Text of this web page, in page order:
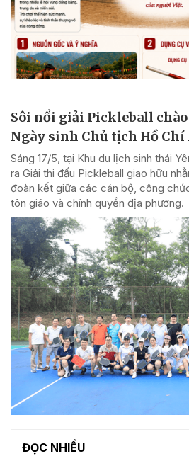
Sôi nổi giải Pickleball
Ngày sinh Chủ tịch Hồ
Sáng 17/5, tại Khu du lịch sinh thái
ra Giải thi đấu Pickleball giao hữu
đoàn kết giữa các cán bộ, công
tôn giáo và chính quyền địa phương.
ĐỌC NHIỀU